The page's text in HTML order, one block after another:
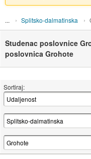
Splitsko-dalmatinska
Studenac poslovnice
poslovnica Grohote
Sortiraj: